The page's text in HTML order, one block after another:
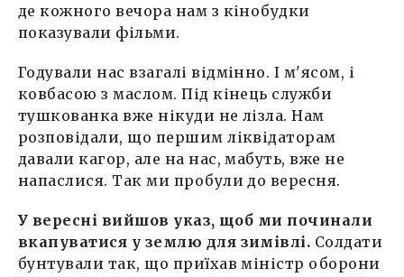
де кожного вечора нам з кінобудки
показували фільми.
Годували нас взагалі відмінно. І м'ясом, і
ковбасою з маслом. Під кінець служби
тушкованка вже нікуди не лізла. Нам
розповідали, що першим ліквідаторам
давали кагор, але на нас, мабуть, вже не
напаслися. Так ми пробули до вересня.
У вересні вийшов указ, щоб ми починали
вкапуватися у землю для зимівлі. Солдати
бунтували так, що приїхав міністр оборони